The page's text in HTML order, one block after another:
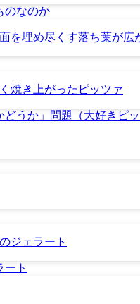
のなのか
うか」問題（大好きピ
ート